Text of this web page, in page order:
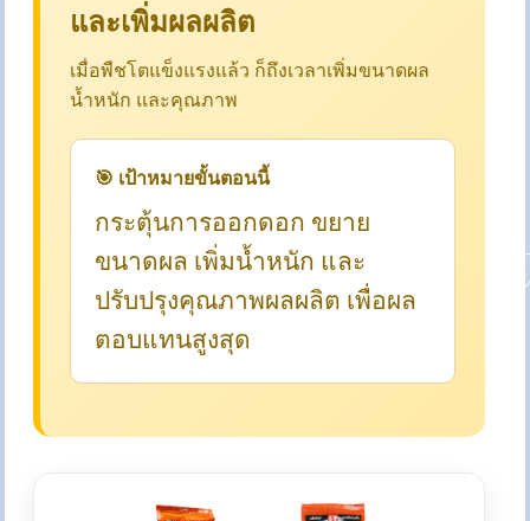
และเพิ่มผลผลิต
เมื่อพืชโตแข็งแรงแล้ว ก็ถึงเวลาเพิ่มขนาดผล
น้ำหนัก และคุณภาพ
🎯 เป้าหมายขั้นตอนนี้
กระตุ้นการออกดอก ขยาย
ขนาดผล เพิ่มน้ำหนัก และ
ปรับปรุงคุณภาพผลผลิต เพื่อผล
ตอบแทนสูงสุด